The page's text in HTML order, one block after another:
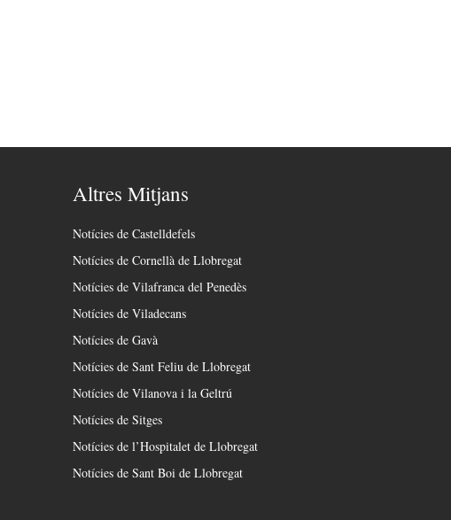
Altres Mitjans
Notícies de Castelldefels
Notícies de Cornellà de Llobregat
Notícies de Vilafranca del Penedès
Notícies de Viladecans
Notícies de Gavà
Notícies de Sant Feliu de Llobregat
Notícies de Vilanova i la Geltrú
Notícies de Sitges
Notícies de l’Hospitalet de Llobregat
Notícies de Sant Boi de Llobregat